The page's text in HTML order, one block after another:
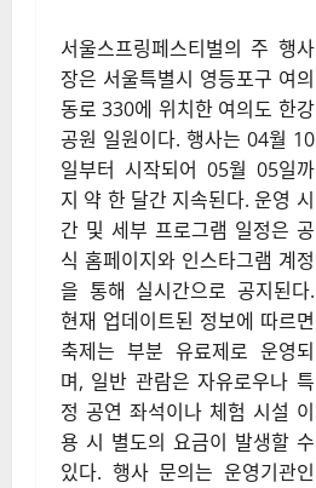
서울스프링페스티벌의 주 행사
장은 서울특별시 영등포구 여의
동로 330에 위치한 여의도 한강
공원 일원이다. 행사는 04월 10
일부터 시작되어 05월 05일까
지 약 한 달간 지속된다. 운영 시
간 및 세부 프로그램 일정은 공
식 홈페이지와 인스타그램 계정
을 통해 실시간으로 공지된다.
현재 업데이트된 정보에 따르면
축제는 부분 유료제로 운영되
며, 일반 관람은 자유로우나 특
정 공연 좌석이나 체험 시설 이
용 시 별도의 요금이 발생할 수
있다. 행사 문의는 운영기관인